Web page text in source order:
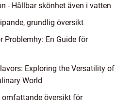
- Hållbar skönhet även i vatten
grundlig översikt
Problemhy: En Guide för
Exploring the Versatility of
World
omfattande översikt för